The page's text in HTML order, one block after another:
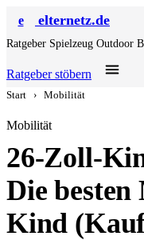
e elternetz.de
Ratgeber Spielzeug Outdoor
Ratgeber stöbern
Start › Mobilität
Mobilität
26-Zoll-
Die
Kind